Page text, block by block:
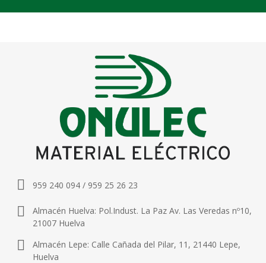
959 240 094 / 959 25 26 23
Almacén Huelva: Pol.Indust. La Paz Av. Las Veredas nº10,
21007 Huelva
Almacén Lepe: Calle Cañada del Pilar, 11, 21440 Lepe,
Huelva